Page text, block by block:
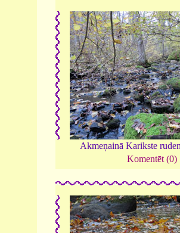
Akmeņainā Karikste
Komentēt (0)